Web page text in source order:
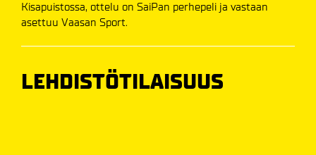
Kisapuistossa, ottelu on SaiPan perhepeli ja vastaan
asettuu Vaasan Sport.
LEHDISTÖTILAISUUS